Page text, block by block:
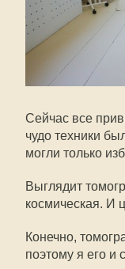
Сейчас все
чудо техники
могли только
Выглядит
космическая. И
Конечно,
поэтому я его и